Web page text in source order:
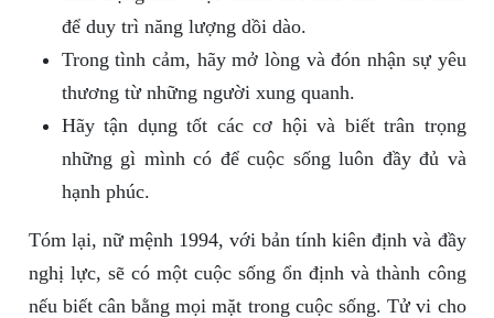
để duy trì năng lượng dồi dào.
Trong tình cảm, hãy mở lòng và đón nhận sự yêu
thương từ những người xung quanh.
Hãy tận dụng tốt các cơ hội và biết trân trọng
những gì mình có để cuộc sống luôn đầy đủ và
hạnh phúc.
Tóm lại, nữ mệnh 1994, với bản tính kiên định và đầy
nghị lực, sẽ có một cuộc sống ổn định và thành công
nếu biết cân bằng mọi mặt trong cuộc sống. Tử vi cho